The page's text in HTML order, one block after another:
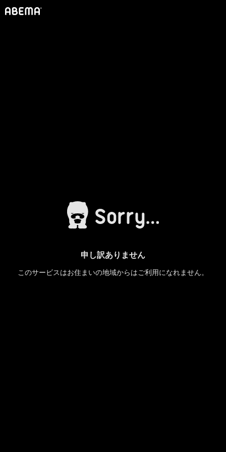
申し訳ありません
このサービスはお住まいの地域からはご利用になれません。